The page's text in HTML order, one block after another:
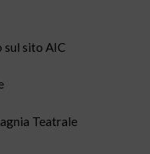
sul sito AIC
Teatrale